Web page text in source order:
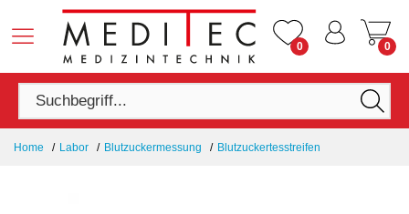
0 0
Home Labor Blutzuckermessung Blutzuckertesstreifen